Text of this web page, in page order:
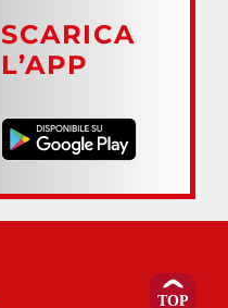
SCARICA
L’APP